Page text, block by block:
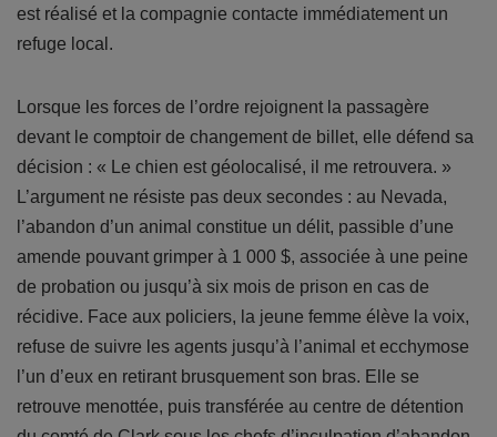
est réalisé et la compagnie contacte immédiatement un
refuge local.
Lorsque les forces de l’ordre rejoignent la passagère
devant le comptoir de changement de billet, elle défend sa
décision : « Le chien est géolocalisé, il me retrouvera. »
L’argument ne résiste pas deux secondes : au Nevada,
l’abandon d’un animal constitue un délit, passible d’une
amende pouvant grimper à 1 000 $, associée à une peine
de probation ou jusqu’à six mois de prison en cas de
récidive. Face aux policiers, la jeune femme élève la voix,
refuse de suivre les agents jusqu’à l’animal et ecchymose
l’un d’eux en retirant brusquement son bras. Elle se
retrouve menottée, puis transférée au centre de détention